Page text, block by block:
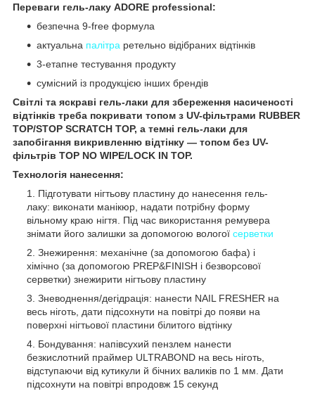
Переваги гель-лаку ADORE professional:
безпечна 9-free формула
актуальна палітра ретельно відібраних відтінків
3-етапне тестування продукту
сумісний із продукцією інших брендів
Світлі та яскраві гель-лаки для збереження насиченості
відтінків треба покривати топом з UV-фільтрами RUBBER
TOP/STOP SCRATCH TOP, а темні гель-лаки для
запобігання викривленню відтінку — топом без UV-
фільтрів TOP NO WIPE/LOCK IN TOP.
Технологія нанесення:
Підготувати нігтьову пластину до нанесення гель-
лаку: виконати манікюр, надати потрібну форму
вільному краю нігтя. Під час використання ремувера
знімати його залишки за допомогою вологої серветки
Знежирення: механічне (за допомогою бафа) і
хімічно (за допомогою PREP&FINISH і безворсової
серветки) знежирити нігтьову пластину
Зневоднення/дегідрація: нанести NAIL FRESHER на
весь ніготь, дати підсохнути на повітрі до появи на
поверхні нігтьової пластини білитого відтінку
Бондування: напівсухий пензлем нанести
безкислотний праймер ULTRABOND на весь ніготь,
відступаючи від кутикули й бічних валиків по 1 мм. Дати
підсохнути на повітрі впродовж 15 секунд